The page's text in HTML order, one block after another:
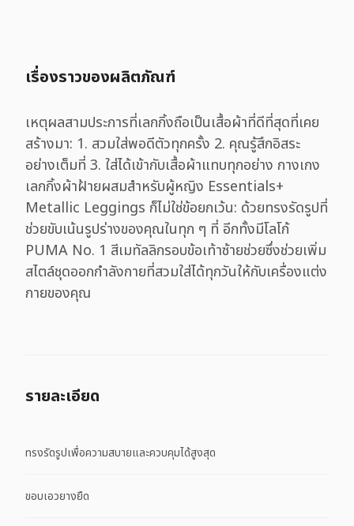
เรื่องราวของผลิตภัณฑ์
เหตุผลสามประการที่เลกกิ้งถือเป็นเสื้อผ้าที่ดีที่สุดที่เคย
สร้างมา: 1. สวมใส่พอดีตัวทุกครั้ง 2. คุณรู้สึกอิสระ
อย่างเต็มที่ 3. ใส่ได้เข้ากับเสื้อผ้าแทบทุกอย่าง กางเกง
เลกกิ้งผ้าฝ้ายผสมสำหรับผู้หญิง Essentials+
Metallic Leggings ก็ไม่ใช่ข้อยกเว้น: ด้วยทรงรัดรูปที่
ช่วยขับเน้นรูปร่างของคุณในทุก ๆ ที่ อีกทั้งมีโลโก้
PUMA No. 1 สีเมทัลลิกรอบข้อเท้าซ้ายช่วยซึ่งช่วยเพิ่ม
สไตล์ชุดออกกำลังกายที่สวมใส่ได้ทุกวันให้กับเครื่องแต่ง
กายของคุณ
รายละเอียด
ทรงรัดรูปเพื่อความสบายและควบคุมได้สูงสุด
ขอบเอวยางยืด